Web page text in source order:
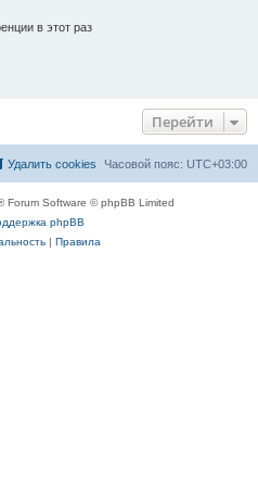
в этот раз
Перейти
Часовой пояс: UTC+03:00
Удалить cookies
Forum Software © phpBB Limited
phpBB
| Правила